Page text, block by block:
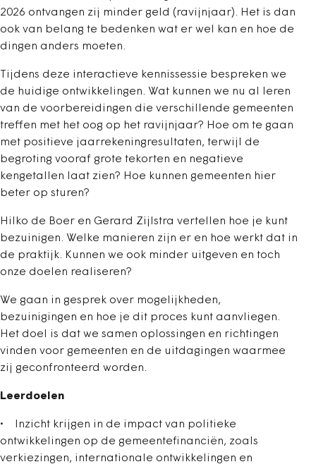
2026 ontvangen zij minder geld (ravijnjaar). Het is dan
ook van belang te bedenken wat er wel kan en hoe de
dingen anders moeten.
Tijdens deze interactieve kennissessie bespreken we
de huidige ontwikkelingen. Wat kunnen we nu al leren
van de voorbereidingen die verschillende gemeenten
treffen met het oog op het ravijnjaar? Hoe om te gaan
met positieve jaarrekeningresultaten, terwijl de
begroting vooraf grote tekorten en negatieve
kengetallen laat zien? Hoe kunnen gemeenten hier
beter op sturen?
Hilko de Boer en Gerard Zijlstra vertellen hoe je kunt
bezuinigen. Welke manieren zijn er en hoe werkt dat in
de praktijk. Kunnen we ook minder uitgeven en toch
onze doelen realiseren?
We gaan in gesprek over mogelijkheden,
bezuinigingen en hoe je dit proces kunt aanvliegen.
Het doel is dat we samen oplossingen en richtingen
vinden voor gemeenten en de uitdagingen waarmee
zij geconfronteerd worden.
Leerdoelen
• Inzicht krijgen in de impact van politieke
ontwikkelingen op de gemeentefinanciën, zoals
verkiezingen, internationale ontwikkelingen en